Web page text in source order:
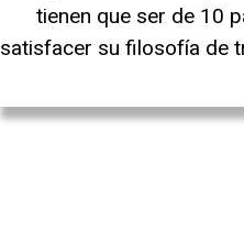
tienen que ser de 10
satisfacer su filosofía de